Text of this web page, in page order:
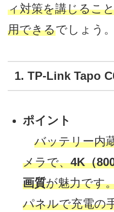
ィ対策を講じるこ
用できるでしょう。
1. TP-Link Tapo
ポイント
バッテリー内
メラで、4K（
画質が魅力です
パネルで充電の